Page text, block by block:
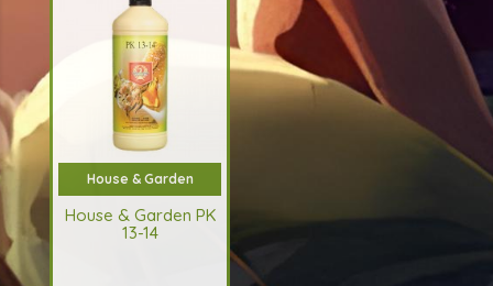
House & Garden
House & Garden PK
13-14